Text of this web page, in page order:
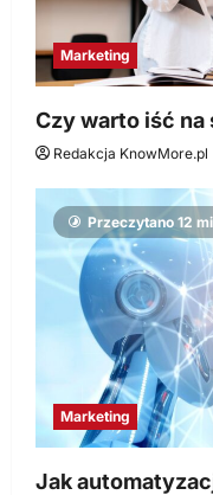
Marketing
Czy warto iść
Redakcja KnowMore.pl
Przeczytano 12
Marketing
Jak